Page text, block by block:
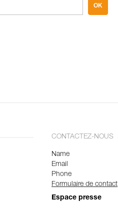
OK
CONTACTEZ-NOUS
Name
Email
Phone
Formulaire de contact
Espace presse